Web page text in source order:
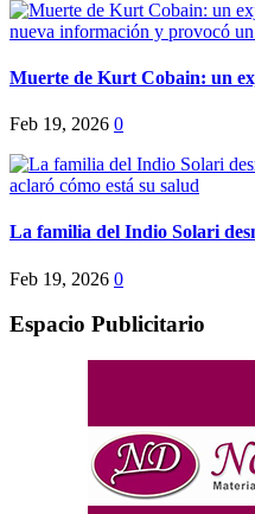
Muerte de Kurt Cobain: un
Feb 19, 2026 0
La familia del Indio Solari
Feb 19, 2026 0
Espacio Publicitario